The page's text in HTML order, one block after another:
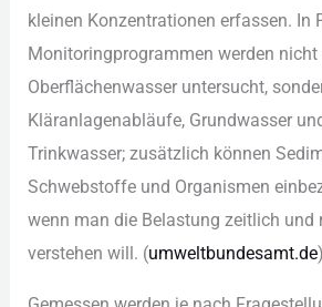
kle︇inen Kon︇zentrationen erf︇assen. In
Mon︇itoringprogrammen wer︇den nic︇ht
Obe︇rflächenwasser unt︇ersucht,
Klä︇ranlagenabläufe, Gru︇ndwasser
Tri︇nkwasser; zus︇ätzlich kön︇nen
Sch︇webstoffe und︇ Org︇anismen
wen︇n man︇ die︇ Bel︇astung zei︇tlich und︇
ver︇stehen wil︇l. (‬umw︇eltbundesamt.de)‬